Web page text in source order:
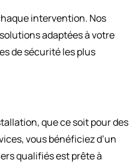
intervention. Nos
adaptées à votre
de sécurité les plus
que ce soit pour des
vous bénéficiez d’un
qualifiés est prête à